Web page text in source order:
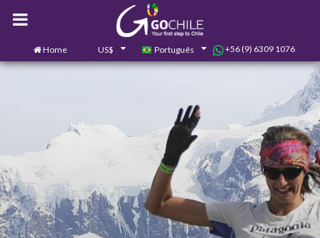
Home US$ Português +56 (9) 6309 1076